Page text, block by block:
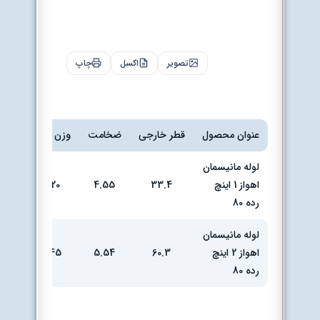
تصویر اکسل چاپ
عنوان محصول قطر خارجی ضخامت وزن kg
لوله مانیسمان
اهواز 1 اینچ
رده 80
33.4
4.55
20
لوله مانیسمان
اهواز 2 اینچ
رده 80
60.3
5.54
45